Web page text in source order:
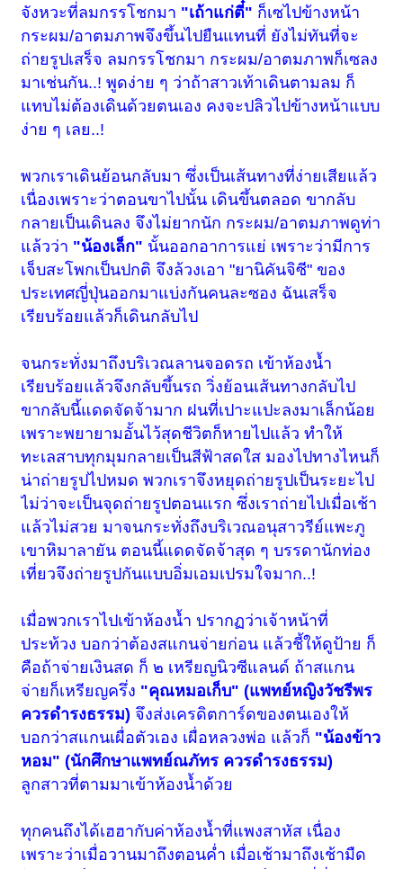
จังหวะที่ลมกรรโชกมา "เถ้าแก่ตี๋" ก็เซไปข้างหน้า
กระผม/อาตมภาพจึงขึ้นไปยืนแทนที่ ยังไม่ทันที่จะ
ถ่ายรูปเสร็จ ลมกรรโชกมา กระผม/อาตมภาพก็เซลง
มาเช่นกัน..! พูดง่าย ๆ ว่าถ้าสาวเท้าเดินตามลม ก็
แทบไม่ต้องเดินด้วยตนเอง คงจะปลิวไปข้างหน้าแบบ
ง่าย ๆ เลย..!
พวกเราเดินย้อนกลับมา ซึ่งเป็นเส้นทางที่ง่ายเสียแล้ว
เนื่องเพราะว่าตอนขาไปนั้น เดินขึ้นตลอด ขากลับ
กลายเป็นเดินลง จึงไม่ยากนัก กระผม/อาตมภาพดูท่า
แล้วว่า "น้องเล็ก" นั้นออกอาการแย่ เพราะว่ามีการ
เจ็บสะโพกเป็นปกติ จึงล้วงเอา "ยานิคันจิซี" ของ
ประเทศญี่ปุ่นออกมาแบ่งกันคนละซอง ฉันเสร็จ
เรียบร้อยแล้วก็เดินกลับไป
จนกระทั่งมาถึงบริเวณลานจอดรถ เข้าห้องน้ำ
เรียบร้อยแล้วจึงกลับขึ้นรถ วิ่งย้อนเส้นทางกลับไป
ขากลับนี้แดดจัดจ้ามาก ฝนที่เปาะแปะลงมาเล็กน้อย
เพราะพยายามอั้นไว้สุดชีวิตก็หายไปแล้ว ทำให้
ทะเลสาบทุกมุมกลายเป็นสีฟ้าสดใส มองไปทางไหนก็
น่าถ่ายรูปไปหมด พวกเราจึงหยุดถ่ายรูปเป็นระยะไป
ไม่ว่าจะเป็นจุดถ่ายรูปตอนแรก ซึ่งเราถ่ายไปเมื่อเช้า
แล้วไม่สวย มาจนกระทั่งถึงบริเวณอนุสาวรีย์แพะภู
เขาหิมาลายัน ตอนนี้แดดจัดจ้าสุด ๆ บรรดานักท่อง
เที่ยวจึงถ่ายรูปกันแบบอิ่มเอมเปรมใจมาก..!
เมื่อพวกเราไปเข้าห้องน้ำ ปรากฏว่าเจ้าหน้าที่
ประท้วง บอกว่าต้องสแกนจ่ายก่อน แล้วชี้ให้ดูป้าย ก็
คือถ้าจ่ายเงินสด ก็ ๒ เหรียญนิวซีแลนด์ ถ้าสแกน
จ่ายก็เหรียญครึ่ง "คุณหมอเก็บ" (แพทย์หญิงวัชรีพร
ควรดำรงธรรม) จึงส่งเครดิตการ์ดของตนเองให้
บอกว่าสแกนเผื่อตัวเอง เผื่อหลวงพ่อ แล้วก็ "น้องข้าว
หอม" (นักศึกษาแพทย์ณภัทร ควรดำรงธรรม)
ลูกสาวที่ตามมาเข้าห้องน้ำด้วย
ทุกคนถึงได้เฮฮากับค่าห้องน้ำที่แพงสาหัส เนื่อง
เพราะว่าเมื่อวานมาถึงตอนค่ำ เมื่อเช้ามาถึงเช้ามืด